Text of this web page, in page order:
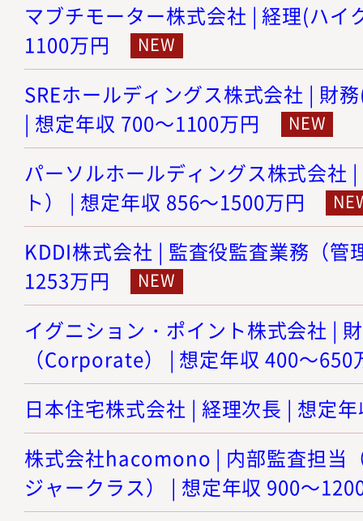
マブチモーター株式会社 | 経理(ハイ
1100万円
SREホールディングス株式会社 | 財
| 想定年収 700～1100万円
パーソルホールディングス株式会社
ト） | 想定年収 856～1500万円
KDDI株式会社 | 監査役監査業務（管
1253万円
イグニション・ポイント株式会社 |
（Corporate） | 想定年収 400～650
日本住宅株式会社 | 経理次長 | 想定
株式会社hacomono | 内部監査担当
ジャークラス） | 想定年収 900～